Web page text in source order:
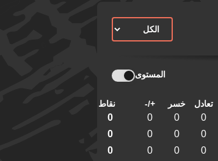
المستوى
تعادل خسر +/- نقاط
0
0
0
0
0
0
0
0
0
0
0
0